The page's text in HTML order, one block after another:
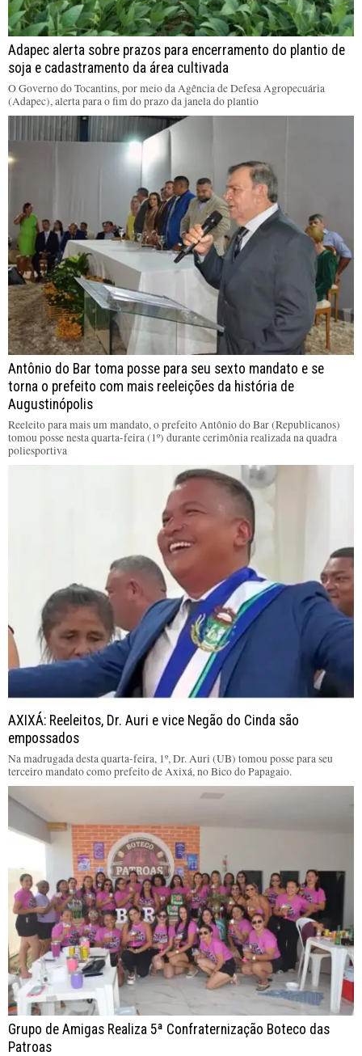
Adapec alerta sobre prazos para encerramento do plantio de
soja e cadastramento da área cultivada
O Governo do Tocantins, por meio da Agência de Defesa Agropecuária
(Adapec), alerta para o fim do prazo da janela do plantio
Antônio do Bar toma posse para seu sexto mandato e se
torna o prefeito com mais reeleições da história de
Augustinópolis
Reeleito para mais um mandato, o prefeito Antônio do Bar (Republicanos)
tomou posse nesta quarta-feira (1º) durante cerimônia realizada na quadra
poliesportiva
AXIXÁ: Reeleitos, Dr. Auri e vice Negão do Cinda são
empossados
Na madrugada desta quarta-feira, 1º, Dr. Auri (UB) tomou posse para seu
terceiro mandato como prefeito de Axixá, no Bico do Papagaio.
Grupo de Amigas Realiza 5ª Confraternização Boteco das
Patroas